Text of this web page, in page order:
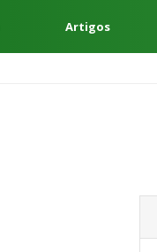
Artigos